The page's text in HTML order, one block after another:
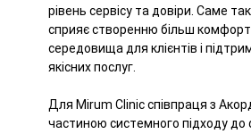
рівень сервісу та довіри. Саме
сприяє створенню більш
середовища для клієнтів і
якісних послуг.
Для Mirum Clinic співпраця з
частиною системного підходу